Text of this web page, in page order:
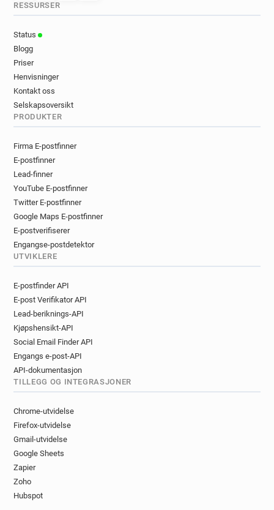
RESSURSER
Status
Blogg
Priser
Henvisninger
Kontakt oss
Selskapsoversikt
PRODUKTER
Firma E-postfinner
E-postfinner
Lead-finner
YouTube E-postfinner
Twitter E-postfinner
Google Maps E-postfinner
E-postverifiserer
Engangse-postdetektor
UTVIKLERE
E-postfinder API
E-post Verifikator API
Lead-beriknings-API
Kjøpshensikt-API
Social Email Finder API
Engangs e-post-API
API-dokumentasjon
TILLEGG OG INTEGRASJONER
Chrome-utvidelse
Firefox-utvidelse
Gmail-utvidelse
Google Sheets
Zapier
Zoho
Hubspot